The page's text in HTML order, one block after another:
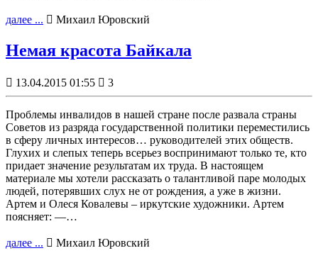
далее ...  Михаил Юровский
Немая красота Байкала
 13.04.2015 01:55  3
Проблемы инвалидов в нашей стране после развала страны
Советов из разряда государственной политики переместились
в сферу личных интересов… руководителей этих обществ.
Глухих и слепых теперь всерьез воспринимают только те, кто
придает значение результатам их труда. В настоящем
материале мы хотели рассказать о талантливой паре молодых
людей, потерявших слух не от рождения, а уже в жизни.
Артем и Олеся Ковалевы – иркутские художники. Артем
поясняет: —…
далее ...  Михаил Юровский